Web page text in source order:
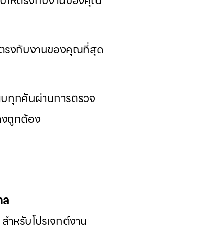
ตรงกับงานของคุณที่สุด
ทุกคันผ่านการตรวจ
ถูกต้อง
หรับโปรเจกต์งาน